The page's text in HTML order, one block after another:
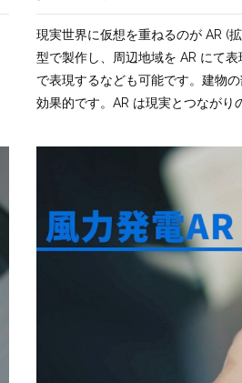
現実世界に仮想を重ねるのが AR (
型で製作し、周辺地域を AR にて
で表現するなども可能です。建物
効果的です。AR は現実とつながり